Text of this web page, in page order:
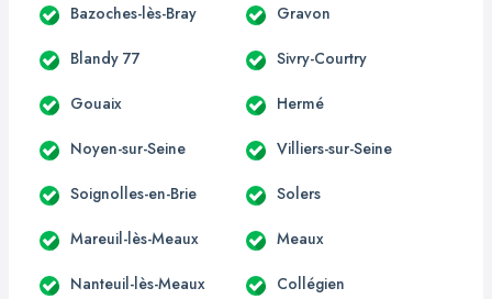
Bazoches-lès-Bray Gravon
Blandy 77 Sivry-Courtry
Gouaix Hermé
Noyen-sur-Seine Villiers-sur-Seine
Soignolles-en-Brie Solers
Mareuil-lès-Meaux Meaux
Nanteuil-lès-Meaux Collégien